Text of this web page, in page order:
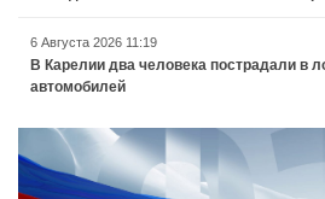
6 Августа 2026 11:19
В Карелии два человека пострадали в
автомобилей